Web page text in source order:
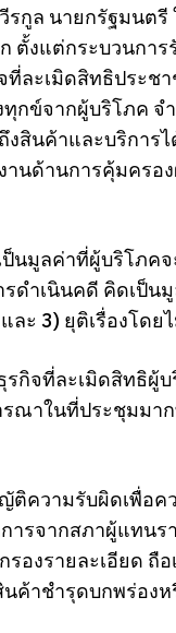
กูล นายกรัฐมน
แต่กระบวนการ
ะเมิดสิทธิประช
ข์จากผู้บริโภค จ
สินค้าและบริกา
ด้านการคุ้มครอ
มูลค่าที่ผู้บริโภค
ดำเนินคดี คิดเป็
ะ 3) ยุติเรื่องโด
จที่ละเมิดสิทธิผู้
าในที่ประชุมมา
วามรับผิดเพื่อค
ารจากสภาผู้แทน
งรายละเอียด
ค้าชำรุดบกพร่อง